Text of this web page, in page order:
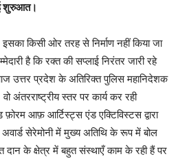
शुरुआत।
किसी ओर तरह से निर्माण नहीं किया जा
है कि रक्त की सप्लाई निरंतर जारी रहे
उत्तर प्रदेश के अतिरिक्त पुलिस महानिदेशक
अंतरराष्ट्रीय स्तर पर कार्य कर रही
आफ़ आर्टिस्ट्स एंड एक्टिविस्टस द्वारा
सेरेमोनी में मुख्य अतिथि के रूप में बोल
दान के क्षेत्र में बहुत संस्थाएँ काम के रही हैं पर